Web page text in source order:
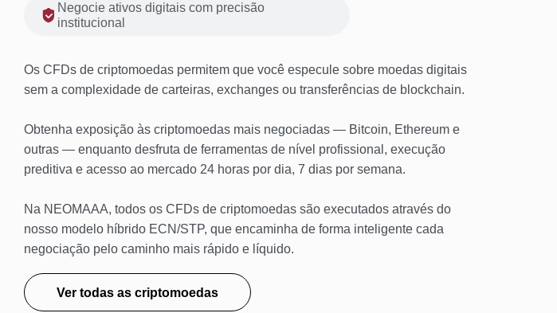
Negocie ativos digitais com precisão
institucional
Os CFDs de criptomoedas permitem que você especule sobre moedas digitais
sem a complexidade de carteiras, exchanges ou transferências de blockchain.
Obtenha exposição às criptomoedas mais negociadas — Bitcoin, Ethereum e
outras — enquanto desfruta de ferramentas de nível profissional, execução
preditiva e acesso ao mercado 24 horas por dia, 7 dias por semana.
Na NEOMAAA, todos os CFDs de criptomoedas são executados através do
nosso modelo híbrido ECN/STP, que encaminha de forma inteligente cada
negociação pelo caminho mais rápido e líquido.
Ver todas as criptomoedas